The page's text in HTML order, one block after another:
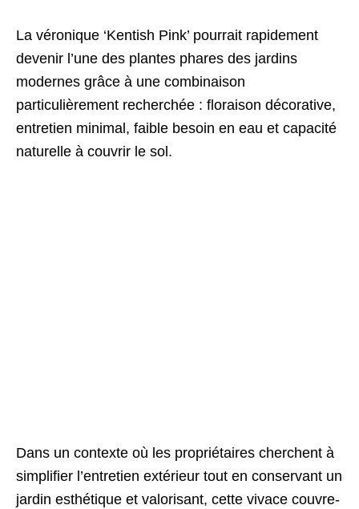
La véronique ‘Kentish Pink’ pourrait rapidement
devenir l’une des plantes phares des jardins
modernes grâce à une combinaison
particulièrement recherchée : floraison décorative,
entretien minimal, faible besoin en eau et capacité
naturelle à couvrir le sol.
Dans un contexte où les propriétaires cherchent à
simplifier l’entretien extérieur tout en conservant un
jardin esthétique et valorisant, cette vivace couvre-